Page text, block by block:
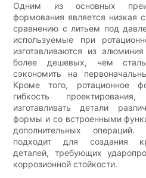
Одним из основных
формования является низкая
сравнению с литьем под
используемые при
изготавливаются из
более дешевых, чем
сэкономить на
Кроме того, ротационное
гибкость
изготавливать детали
формы и со встроенными
дополнительных
подходит для создания
деталей, требующих
коррозионной стойкости.